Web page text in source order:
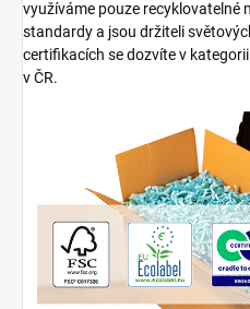
využíváme pouze recyklovatelné
standardy a jsou držiteli
certifikacích se dozvíte v
v ČR.